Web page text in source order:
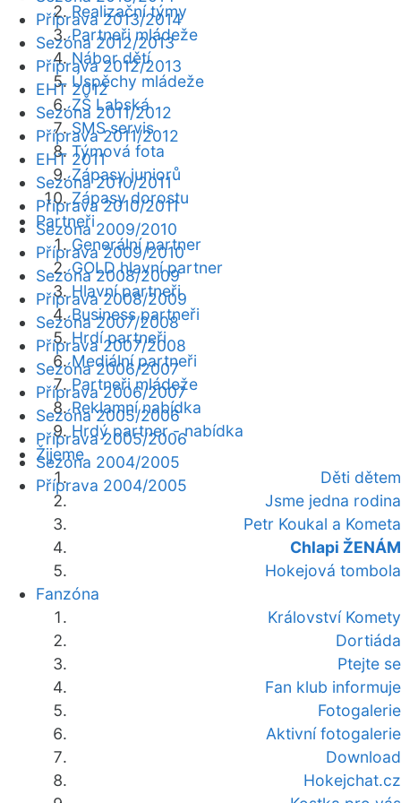
Realizační týmy
Partneři mládeže
Nábor dětí
Úspěchy mládeže
ZŠ Labská
SMS servis
Týmová fota
Zápasy juniorů
Zápasy dorostu
Partneři
Generální partner
GOLD hlavní partner
Hlavní partneři
Business partneři
Hrdí partneři
Mediální partneři
Partneři mládeže
Reklamní nabídka
Hrdý partner - nabídka
Žijeme
Děti dětem
Jsme jedna rodina
Petr Koukal a Kometa
Chlapi ŽENÁM
Hokejová tombola
Fanzóna
Království Komety
Dortiáda
Ptejte se
Fan klub informuje
Fotogalerie
Aktivní fotogalerie
Download
Hokejchat.cz
Příprava 2013/2014
Sezóna 2012/2013
Příprava 2012/2013
EHT 2012
Sezóna 2011/2012
Příprava 2011/2012
EHT 2011
Sezóna 2010/2011
Příprava 2010/2011
Sezóna 2009/2010
Příprava 2009/2010
Sezóna 2008/2009
Příprava 2008/2009
Sezóna 2007/2008
Příprava 2007/2008
Sezóna 2006/2007
Příprava 2006/2007
Sezóna 2005/2006
Příprava 2005/2006
Sezóna 2004/2005
Příprava 2004/2005